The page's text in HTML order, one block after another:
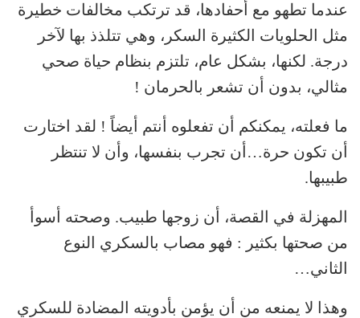
عندما تطهو مع أحفادها، قد ترتكب مخالفات خطيرة
مثل الحلويات الكثيرة السكر، وهي تتلذذ بها لآخر
درجة. لكنها، بشكل عام، تلتزم بنظام حياة صحي
مثالي، بدون أن تشعر بالحرمان !
ما فعلته، يمكنكم أن تفعلوه أنتم أيضاً ! لقد اختارت
أن تكون حرة…أن تجرب بنفسها، وأن لا تنتظر
طبيبها.
المهزلة في القصة، أن زوجها طبيب. وصحته أسوأ
من صحتها بكثير : فهو مصاب بالسكري النوع
الثاني…
وهذا لا يمنعه من أن يؤمن بأدويته المضادة للسكري